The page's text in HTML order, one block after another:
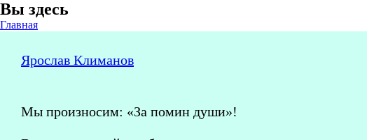
Вы здесь
Главная
Ярослав Климанов
Мы произносим: «За помин души»!